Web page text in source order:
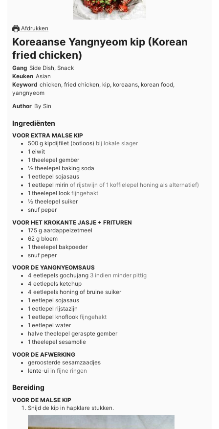
Afdrukken
Koreaanse Yangnyeom kip (Korean
fried chicken)
Gang Side Dish, Snack
Keuken Asian
Keyword chicken, fried chicken, kip, koreaans, korean food,
yangnyeom
Author By Sin
Ingrediënten
VOOR EXTRA MALSE KIP
500 g kipdijfilet (botloos) bij lokale slager
1 eiwit
1 theelepel gember
½ theelepel baking soda
1 eetlepel sojasaus
1 eetlepel mirin of rijstwijn of 1 koffielepel honing als alternatief)
1 theelepel look fijngehakt
½ theelepel suiker
snuf peper
VOOR HET KROKANTE JASJE + FRITUREN
175 g aardappelzetmeel
62 g bloem
1 theelepel bakpoeder
snuf peper
VOOR DE YANGNYEOMSAUS
4 eetlepels gochujang 3 indien minder pittig
4 eetlepels ketchup
4 eetlepels honing of bruine suiker
1 eetlepel sojasaus
1 eetlepel rijstazijn
1 eetlepel knoflook fijngehakt
1 eetlepel water
halve theelepel geraspte gember
1 theelepel sesamolie
VOOR DE AFWERKING
geroosterde sesamzaadjes
lente-ui in fijne ringen
Bereiding
VOOR DE MALSE KIP
Snijd de kip in hapklare stukken.